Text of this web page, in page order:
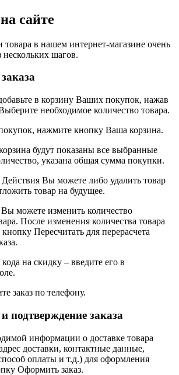
сайте
в нашем интернет-магазине очень
нескольких шагов.
в корзину Ваших покупок, нажав
необходимое количество товара.
нажмите кнопку Ваша корзина.
будут показаны все выбранные
указана общая сумма покупки.
Вы можете либо удалить товар
товар на будущее.
можете изменить количество
После изменения количества товара
Пересчитать для перерасчета
на скидку – введите его в
заказ по телефону.
подтверждение заказа
информации о доставке товара
доставки, контактные данные,
оплаты и т.д.) для оформления
Оформить заказ.